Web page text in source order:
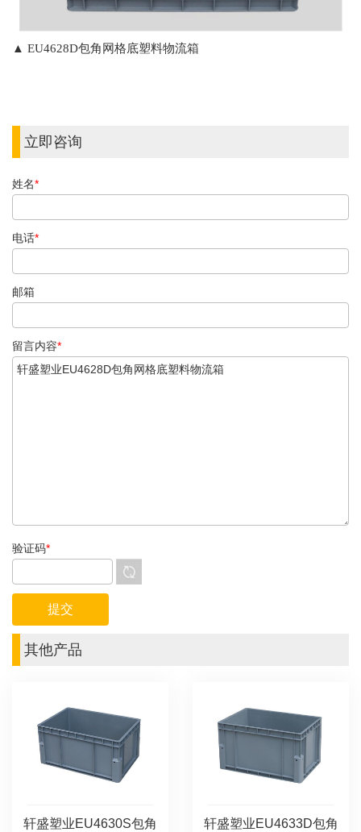
▲ EU4628D包角网格底塑料物流箱
立即咨询
姓名*
电话*
邮箱
留言内容*
验证码*
其他产品
轩盛塑业EU4630S包角
轩盛塑业EU4633D包角